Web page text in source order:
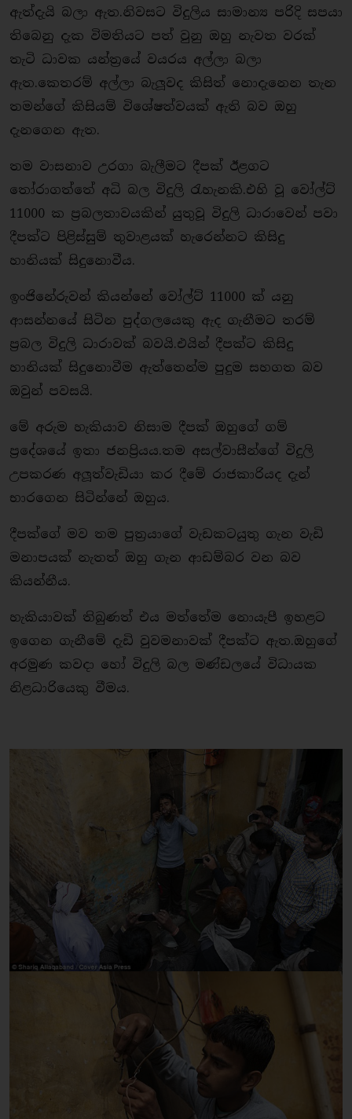
ඇත්දැයි බලා ඇත.නිවසට විදුලිය සාමාන්‍ය පරිදි සපයා
තිබෙනු දැක විමතියට පත් වුනු ඔහු නැවත වරක්
තැටි ධාවක යන්ත‍්‍රයේ වයරය අල්ලා බලා
ඇත.කෙතරම් අල්ලා බැලූවද කිසිත් නොදැනෙන තැන
තමන්ගේ කිසියම් විශේෂත්වයක් ඇති බව ඔහු
දැනගෙන ඇත.
තම වාසනාව උරගා බැලීමට දීපක් ඊළගට
තෝරාගත්තේ අධි බල විදුලි රැහැනකි.එහි වූ වෝල්ට්
11000 ක ප‍්‍රබලතාවයකින් යුතුවූ විදුලි ධාරාවෙන් පවා
දීපක්ට පිළිස්සුම් තුවාළයක් හැරෙන්නට කිසිදු
හානියක් සිදුනොවීය.
ඉංජිනේරුවන් කියන්නේ වෝල්ට් 11000 ක් යනු
ආසන්නයේ සිටින පුද්ගලයෙකු ඇද ගැනීමට තරම්
ප‍්‍රබල විදුලි ධාරාවක් බවයි.එයින් දීපක්ට කිසිදු
හානියක් සිදුනොවීම ඇත්තෙන්ම පුදුම සහගත බව
ඔවුන් පවසයි.
මේ අරුම හැකියාව නිසාම දීපක් ඔහුගේ ගම්
ප‍්‍රදේශයේ ඉතා ජනපි‍්‍රයය.තම අසල්වාසීන්ගේ විදුලි
උපකරණ අලූත්වැඩියා කර දීමේ රාජකාරියද දැන්
භාරගෙන සිටින්නේ ඔහුය.
දීපක්ගේ මව තම පුත‍්‍රයාගේ වැඩකටයුතු ගැන වැඩි
මනාපයක් නැතත් ඔහු ගැන ආඩම්බර වන බව
කියන්නීය.
හැකියාවක් තිබුණත් එය මත්තේම නොයැපී ඉහළට
ඉගෙන ගැනීමේ දැඩි වුවමනාවක් දීපක්ට ඇත.ඔහුගේ
අරමුණ කවදා හෝ විදුලි බල මණ්ඩලයේ විධායක
නිළධාරියෙකු වීමය.